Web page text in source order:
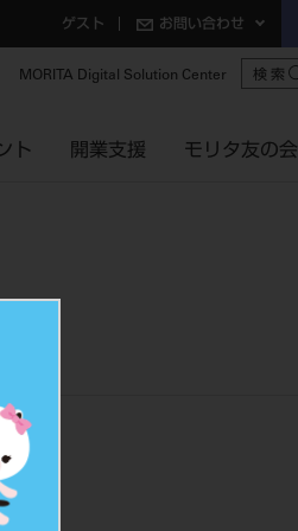
ゲスト お問い合わせ
MORITA Digital Solution Center 検索
ト 開業支援 モリタ友の会